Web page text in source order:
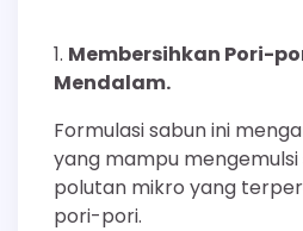
Membersihkan Pori-
Mendalam.
Formulasi sabun ini
yang mampu
polutan mikro yang
pori-pori.